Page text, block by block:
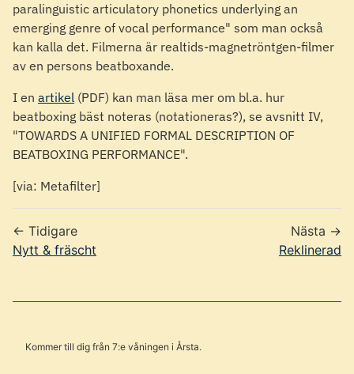
paralinguistic articulatory phonetics underlying an
emerging genre of vocal performance" som man också
kan kalla det. Filmerna är realtids-magnetröntgen-filmer
av en persons beatboxande.
I en artikel (PDF) kan man läsa mer om bl.a. hur
beatboxing bäst noteras (notationeras?), se avsnitt IV,
"TOWARDS A UNIFIED FORMAL DESCRIPTION OF
BEATBOXING PERFORMANCE".
[via: Metafilter]
← Tidigare
Nytt & fräscht
Nästa →
Reklinerad
Kommer till dig från 7:e våningen i Årsta.